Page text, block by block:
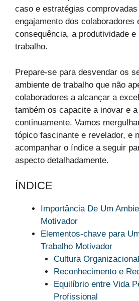
caso e estratégias
engajamento dos colaboradores
consequência, a produtividade
trabalho.
Prepare-se para desvendar os
ambiente de trabalho que não
colaboradores a alcançar a
também os capacite a inovar e
continuamente. Vamos
tópico fascinante e revelador, e
acompanhar o índice a seguir
aspecto detalhadamente.
ÍNDICE
Importância De Um
Motivador
Elementos-chave para
Trabalho Motivador
Cultura Organizacional
Reconhecimento e
Equilíbrio entre Vida
Profissional